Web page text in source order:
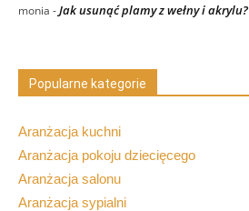
monia -Jak usunąć plamy z wełny i akrylu?
Popularne kategorie
Aranżacja kuchni
Aranżacja pokoju dziecięcego
Aranżacja salonu
Aranżacja sypialni